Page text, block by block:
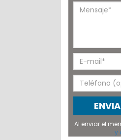
Al enviar el
y